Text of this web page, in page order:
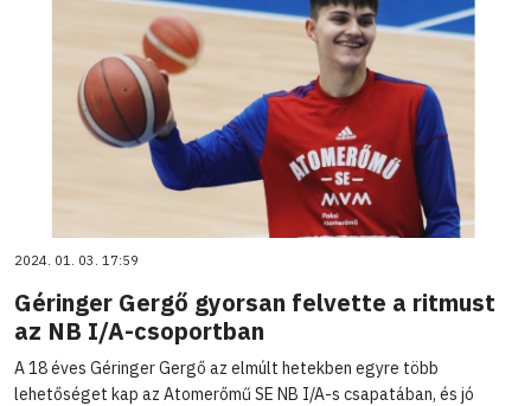
2024. 01. 03. 17:59
Géringer Gergő gyorsan felvette a ritmust
az NB I/A-csoportban
A 18 éves Géringer Gergő az elmúlt hetekben egyre több
lehetőséget kap az Atomerőmű SE NB I/A-s csapatában, és jó